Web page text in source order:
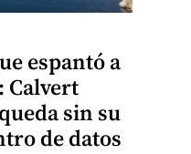
espantó a
Calvert
sin su
de datos